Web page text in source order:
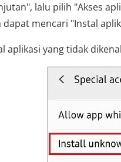
lalu pilih "Akses
dapat mencari "Instal
aplikasi yang tidak